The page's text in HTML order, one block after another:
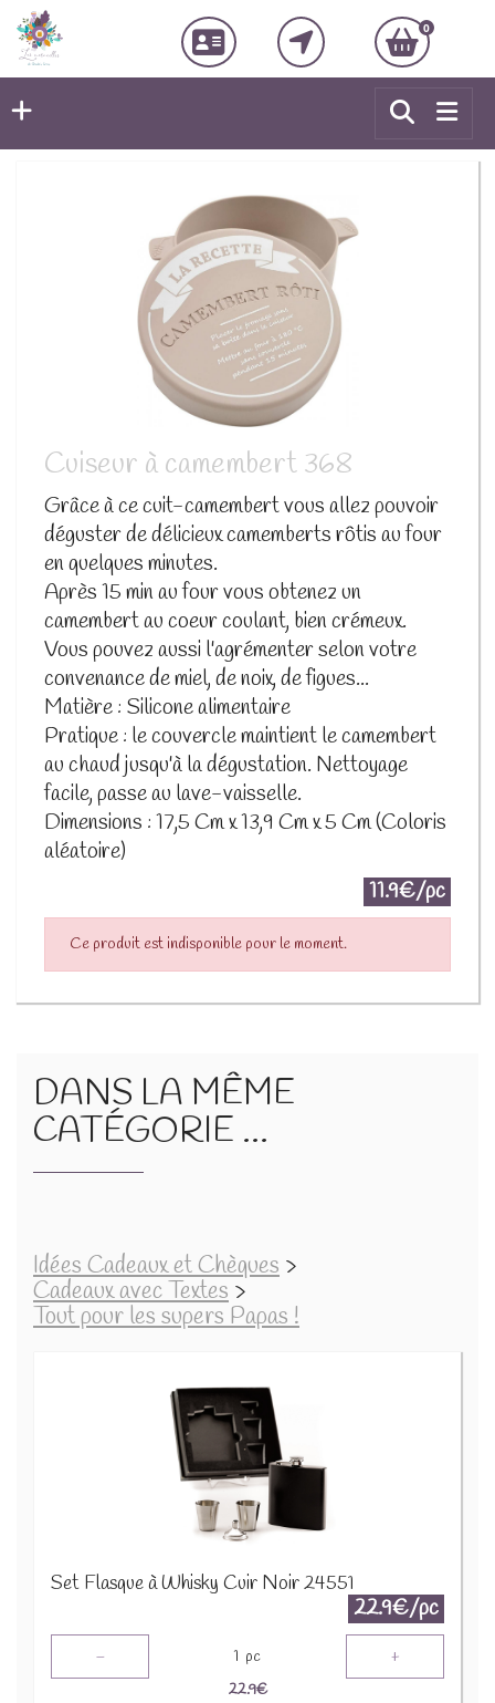
0
Cuiseur à camembert 368
Grâce à ce cuit-camembert vous allez pouvoir
déguster de délicieux camemberts rôtis au four
en quelques minutes.
Après 15 min au four vous obtenez un
camembert au coeur coulant, bien crémeux.
Vous pouvez aussi l'agrémenter selon votre
convenance de miel, de noix, de figues...
Matière : Silicone alimentaire
Pratique : le couvercle maintient le camembert
au chaud jusqu'à la dégustation. Nettoyage
facile, passe au lave-vaisselle.
Dimensions : 17,5 Cm x 13,9 Cm x 5 Cm (Coloris
aléatoire)
11.9€/pc
Ce produit est indisponible pour le moment.
DANS LA MÊME
CATÉGORIE ...
Idées Cadeaux et Chèques >
Cadeaux avec Textes >
Tout pour les supers Papas !
Set Flasque à Whisky Cuir Noir 24551
22.9€/pc
- 1 pc +
22.9€